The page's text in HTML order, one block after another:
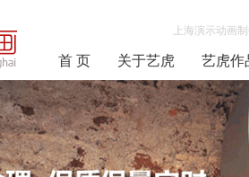
上海演示动画
首 页 关于艺虎 艺虎作